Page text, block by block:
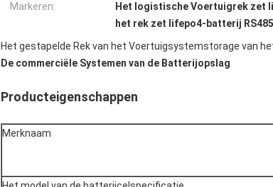
Markeren:
Het logistische Voertuigrek zet
het rek zet lifepo4-batterij
Het gestapelde Rek van het Voertuigsystemstorage van
De commerciële Systemen van de Batterijopslag
Producteigenschappen
Merknaam